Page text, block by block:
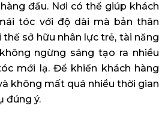
đầu. Nơi có thể giúp khách
tóc với độ dài mà bản thân
thế sở hữu nhân lực trẻ, tài năng
ngừng sáng tạo ra nhiều
mới lạ. Để khiến khách hàng
không mất quá nhiều thời gian
đúng ý.